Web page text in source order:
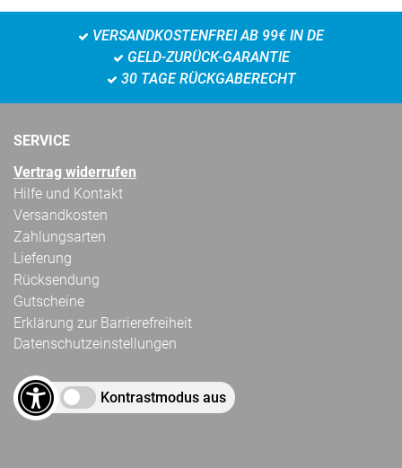
VERSANDKOSTENFREI AB 99€ IN DE
GELD-ZURÜCK-GARANTIE
30 TAGE RÜCKGABERECHT
SERVICE
Vertrag widerrufen
Hilfe und Kontakt
Versandkosten
Zahlungsarten
Lieferung
Rücksendung
Gutscheine
Erklärung zur Barrierefreiheit
Datenschutzeinstellungen
Kontrastmodus aus